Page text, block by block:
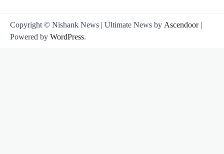
Copyright © Nishank News | Ultimate News by Ascendoor|
Powered by WordPress.